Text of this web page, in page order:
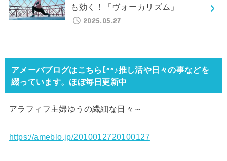
も効く！「ヴォーカリズム」
2025.05.27
アメーバブログはこちら(^^♪推し活や日々の事などを
綴っています。ほぼ毎日更新中
アラフィフ主婦ゆうの繊細な日々～
https://ameblo.jp/2010012720100127